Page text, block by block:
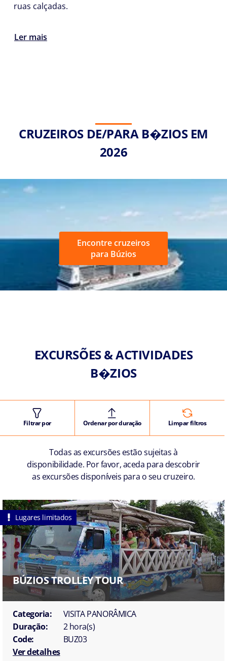
ruas calçadas.
Ler mais
CRUZEIROS DE/PARA B�ZIOS EM
2026
Encontre cruzeiros
para Búzios
EXCURSÕES & ACTIVIDADES
B�ZIOS
Filtrar por Ordenar por duração Limpar filtros
Todas as excursões estão sujeitas à
disponibilidade. Por favor, aceda para descobrir
as excursões disponíveis para o seu cruzeiro.
Lugares limitados
BÚZIOS TROLLEY TOUR
Categoria:
VISITA PANORÂMICA
Duração:
2 hora(s)
Code:
BUZ03
Ver detalhes